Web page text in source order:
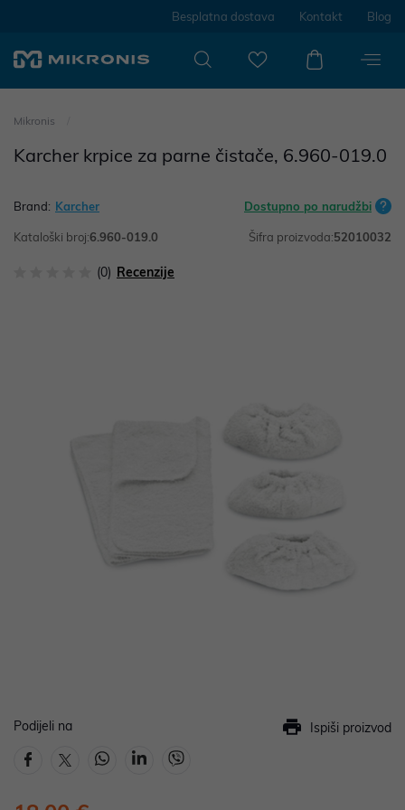
Besplatna dostava Kontakt Blog
Mikronis
Karcher krpice za parne čistače, 6.960-019.0
Brand: Karcher Dostupno po narudžbi
Kataloški broj:6.960-019.0 Šifra proizvoda:52010032
(0) Recenzije
Podijeli na Ispiši proizvod